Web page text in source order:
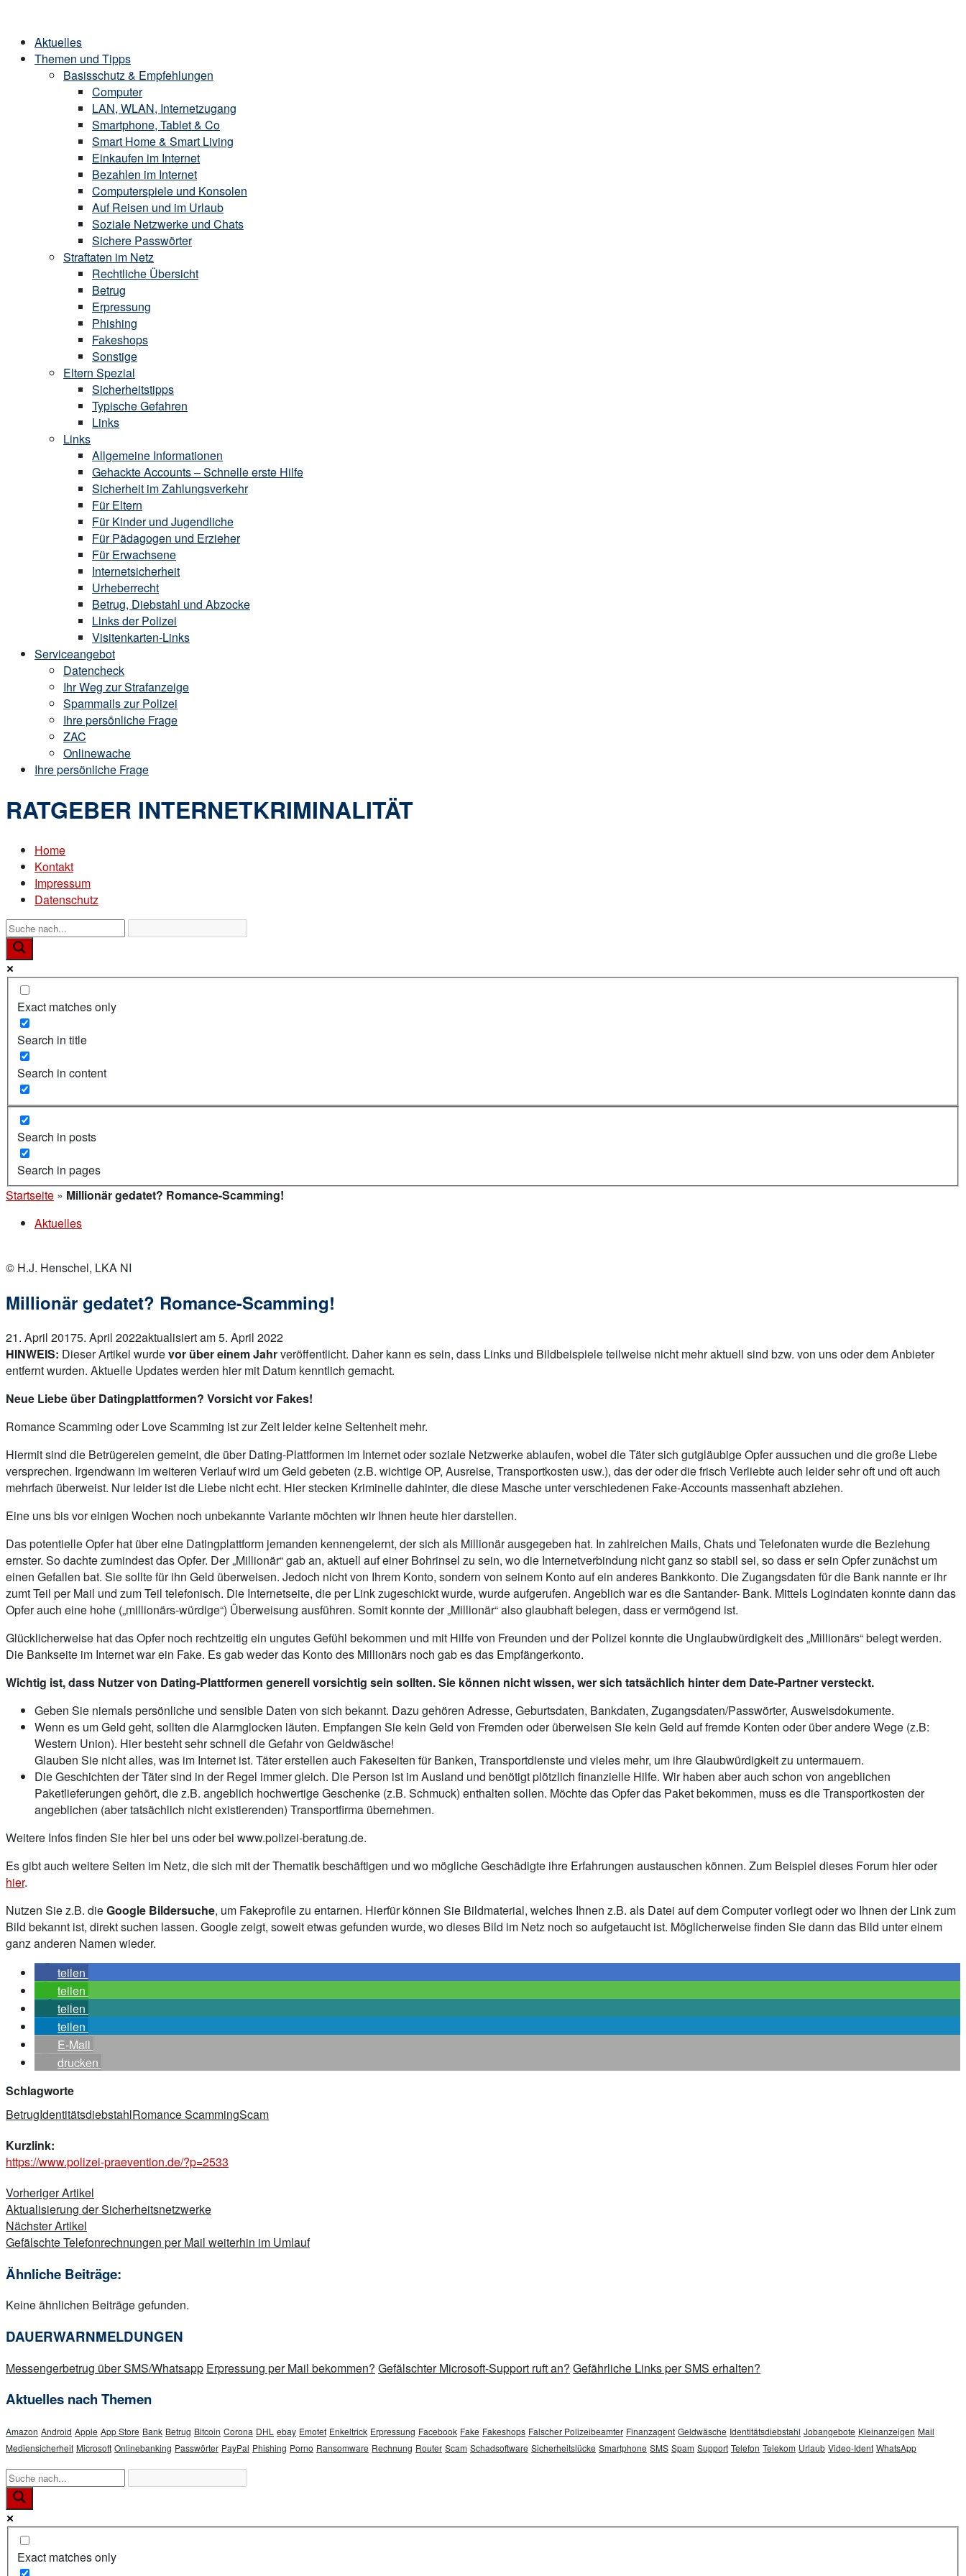
content
Menu Aktuelles
Themen und Tipps
Basisschutz & Empfehlungen
Computer
LAN, WLAN, Internetzugang
Smartphone, Tablet & Co
Smart Home & Smart Living
Einkaufen im Internet
Bezahlen im Internet
Computerspiele und Konsolen
Auf Reisen und im Urlaub
Soziale Netzwerke und Chats
Sichere Passwörter
Straftaten im Netz
Rechtliche Übersicht
Betrug
Erpressung
Phishing
Fakeshops
Sonstige
Eltern Spezial
Sicherheitstipps
Typische Gefahren
Links
Links
Allgemeine Informationen
Gehackte Accounts – Schnelle erste Hilfe
Sicherheit im Zahlungsverkehr
Für Eltern
Für Kinder und Jugendliche
Für Pädagogen und Erzieher
Für Erwachsene
Internetsicherheit
Urheberrecht
Betrug, Diebstahl und Abzocke
Links der Polizei
Visitenkarten-Links
Serviceangebot
Datencheck
Ihr Weg zur Strafanzeige
Spammails zur Polizei
Ihre persönliche Frage
ZAC
Onlinewache
Ihre persönliche Frage
RATGEBER INTERNETKRIMINALITÄT
Home
Kontakt
Impressum
Datenschutz
Exact matches only
Search in title
Search in content
Search in posts
Search in pages
Startseite » Millionär gedatet? Romance-Scamming!
Aktuelles
© H.J. Henschel, LKA NI
Millionär gedatet? Romance-Scamming!
21. April 20175. April 2022aktualisiert am 5. April 2022
HINWEIS: Dieser Artikel wurdevor über einem Jahrveröffentlicht. Daher kann es sein, dass Links und Bildbeispiele teilweise nicht mehr aktuell sind bzw. von uns oder dem Anbieter
entfernt wurden. Aktuelle Updates werden hier mit Datum kenntlich gemacht.
Neue Liebe über Datingplattformen? Vorsicht vor Fakes!
Romance Scamming oder Love Scamming ist zur Zeit leider keine Seltenheit mehr.
Hiermit sind die Betrügereien gemeint, die über Dating-Plattformen im Internet oder soziale Netzwerke ablaufen, wobei die Täter sich gutgläubige Opfer aussuchen und die große Liebe
versprechen. Irgendwann im weiteren Verlauf wird um Geld gebeten (z.B. wichtige OP, Ausreise, Transportkosten usw.), das der oder die frisch Verliebte auch leider sehr oft und oft auch
mehrfach überweist. Nur leider ist die Liebe nicht echt. Hier stecken Kriminelle dahinter, die diese Masche unter verschiedenen Fake-Accounts massenhaft abziehen.
Eine uns bis vor einigen Wochen noch unbekannte Variante möchten wir Ihnen heute hier darstellen.
Das potentielle Opfer hat über eine Datingplattform jemanden kennengelernt, der sich als Millionär ausgegeben hat. In zahlreichen Mails, Chats und Telefonaten wurde die Beziehung
ernster. So dachte zumindest das Opfer. Der „Millionär“ gab an, aktuell auf einer Bohrinsel zu sein, wo die Internetverbindung nicht ganz so stabil sei, so dass er sein Opfer zunächst um
einen Gefallen bat. Sie sollte für ihn Geld überweisen. Jedoch nicht von Ihrem Konto, sondern von seinem Konto auf ein anderes Bankkonto. Die Zugangsdaten für die Bank nannte er ihr
zumt Teil per Mail und zum Teil telefonisch. Die Internetseite, die per Link zugeschickt wurde, wurde aufgerufen. Angeblich war es die Santander- Bank. Mittels Logindaten konnte dann das
Opfer auch eine hohe („millionärs-würdige“) Überweisung ausführen. Somit konnte der „Millionär“ also glaubhaft belegen, dass er vermögend ist.
Glücklicherweise hat das Opfer noch rechtzeitig ein ungutes Gefühl bekommen und mit Hilfe von Freunden und der Polizei konnte die Unglaubwürdigkeit des „Millionärs“ belegt werden.
Die Bankseite im Internet war ein Fake. Es gab weder das Konto des Millionärs noch gab es das Empfängerkonto.
Wichtig ist, dass Nutzer von Dating-Plattformen generell vorsichtig sein sollten. Sie können nicht wissen, wer sich tatsächlich hinter dem Date-Partner versteckt.
Geben Sie niemals persönliche und sensible Daten von sich bekannt. Dazu gehören Adresse, Geburtsdaten, Bankdaten, Zugangsdaten/Passwörter, Ausweisdokumente.
Wenn es um Geld geht, sollten die Alarmglocken läuten. Empfangen Sie kein Geld von Fremden oder überweisen Sie kein Geld auf fremde Konten oder über andere Wege (z.B:
Western Union). Hier besteht sehr schnell die Gefahr von Geldwäsche!
Glauben Sie nicht alles, was im Internet ist. Täter erstellen auch Fakeseiten für Banken, Transportdienste und vieles mehr, um ihre Glaubwürdigkeit zu untermauern.
Die Geschichten der Täter sind in der Regel immer gleich. Die Person ist im Ausland und benötigt plötzlich finanzielle Hilfe. Wir haben aber auch schon von angeblichen
Paketlieferungen gehört, die z.B. angeblich hochwertige Geschenke (z.B. Schmuck) enthalten sollen. Möchte das Opfer das Paket bekommen, muss es die Transportkosten der
angeblichen (aber tatsächlich nicht existierenden) Transportfirma übernehmen.
Weitere Infos finden Sie hier bei uns oder bei www.polizei-beratung.de.
Es gibt auch weitere Seiten im Netz, die sich mit der Thematik beschäftigen und wo mögliche Geschädigte ihre Erfahrungen austauschen können. Zum Beispiel dieses Forum hier oder
hier.
Nutzen Sie z.B. dieGoogle Bildersuche, um Fakeprofile zu entarnen. Hierfür können Sie Bildmaterial, welches Ihnen z.B. als Datei auf dem Computer vorliegt oder wo Ihnen der Link zum
Bild bekannt ist, direkt suchen lassen. Google zeigt, soweit etwas gefunden wurde, wo dieses Bild im Netz noch so aufgetaucht ist. Möglicherweise finden Sie dann das Bild unter einem
ganz anderen Namen wieder.
teilen
teilen
teilen
teilen
E-Mail
drucken
Schlagworte
BetrugIdentitätsdiebstahlRomance ScammingScam
Kurzlink:
https://www.polizei-praevention.de/?p=2533
Beitragsnavigation
Vorheriger Artikel
Aktualisierung der Sicherheitsnetzwerke
Nächster Artikel
Gefälschte Telefonrechnungen per Mail weiterhin im Umlauf
Ähnliche Beiträge:
Keine ähnlichen Beiträge gefunden.
DAUERWARNMELDUNGEN
Messengerbetrug über SMS/Whatsapp Erpressung per Mail bekommen? Gefälschter Microsoft-Support ruft an? Gefährliche Links per SMS erhalten?
Aktuelles nach Themen
Amazon Android Apple App Store Bank Betrug Bitcoin Corona DHL ebay Emotet Enkeltrick Erpressung Facebook Fake Fakeshops Falscher Polizeibeamter Finanzagent Geldwäsche Identitätsdiebstahl Jobangebote Kleinanzeigen Mail
Mediensicherheit Microsoft Onlinebanking Passwörter PayPal Phishing Porno Ransomware Rechnung Router Scam Schadsoftware Sicherheitslücke Smartphone SMS Spam Support Telefon Telekom Urlaub Video-Ident WhatsApp
Exact matches only